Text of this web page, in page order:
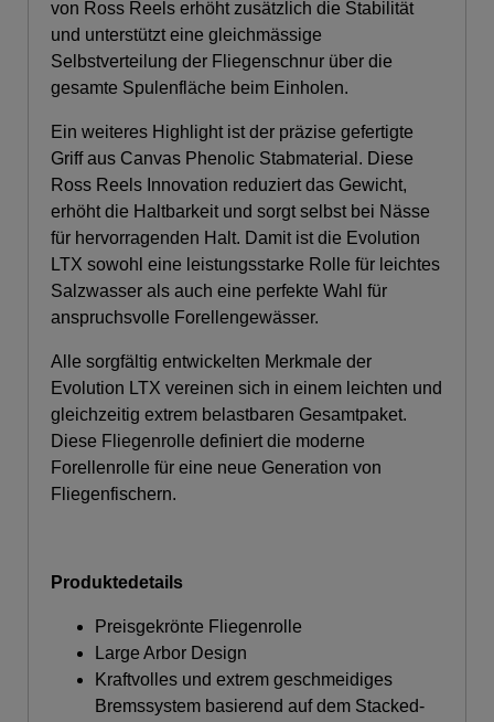
von Ross Reels erhöht zusätzlich die Stabilität
und unterstützt eine gleichmässige
Selbstverteilung der Fliegenschnur über die
gesamte Spulenfläche beim Einholen.
Ein weiteres Highlight ist der präzise gefertigte
Griff aus Canvas Phenolic Stabmaterial. Diese
Ross Reels Innovation reduziert das Gewicht,
erhöht die Haltbarkeit und sorgt selbst bei Nässe
für hervorragenden Halt. Damit ist die Evolution
LTX sowohl eine leistungsstarke Rolle für leichtes
Salzwasser als auch eine perfekte Wahl für
anspruchsvolle Forellengewässer.
Alle sorgfältig entwickelten Merkmale der
Evolution LTX vereinen sich in einem leichten und
gleichzeitig extrem belastbaren Gesamtpaket.
Diese Fliegenrolle definiert die moderne
Forellenrolle für eine neue Generation von
Fliegenfischern.
Produktedetails
Preisgekrönte Fliegenrolle
Large Arbor Design
Kraftvolles und extrem geschmeidiges
Bremssystem basierend auf dem Stacked-